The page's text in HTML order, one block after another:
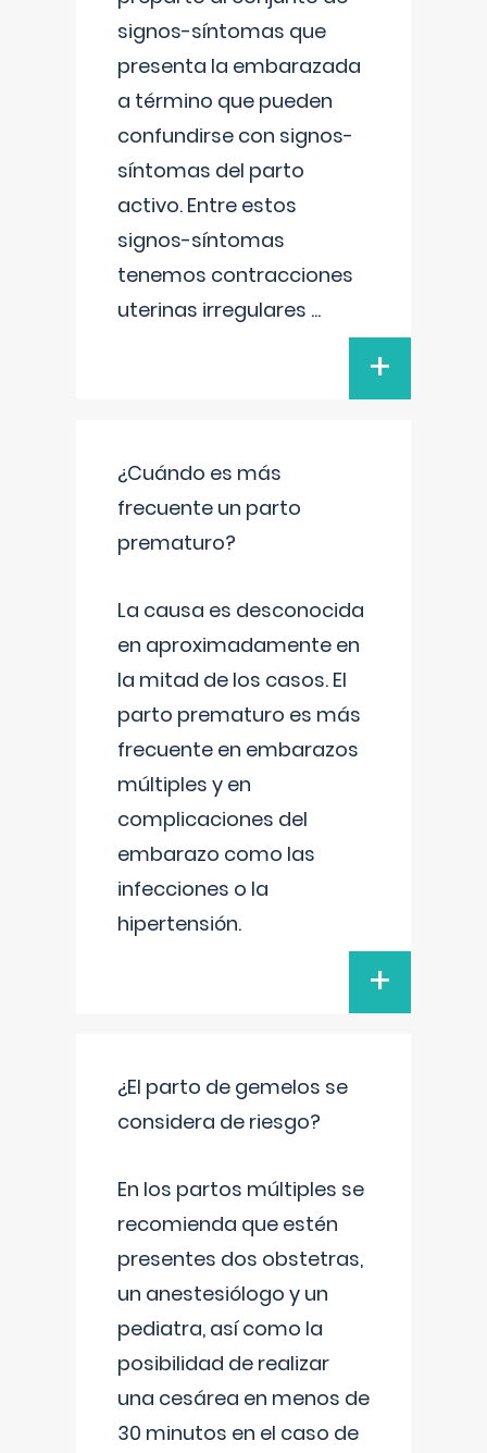
signos-síntomas que
presenta la embarazada
a término que pueden
confundirse con signos-
síntomas del parto
activo. Entre estos
signos-síntomas
tenemos contracciones
uterinas irregulares ...
+
¿Cuándo es más
frecuente un parto
prematuro?
La causa es desconocida
en aproximadamente en
la mitad de los casos. El
parto prematuro es más
frecuente en embarazos
múltiples y en
complicaciones del
embarazo como las
infecciones o la
hipertensión.
+
¿El parto de gemelos se
considera de riesgo?
En los partos múltiples se
recomienda que estén
presentes dos obstetras,
un anestesiólogo y un
pediatra, así como la
posibilidad de realizar
una cesárea en menos de
30 minutos en el caso de